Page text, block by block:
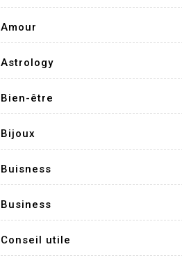
Amour
Astrology
Bien-être
Bijoux
Buisness
Business
Conseil utile